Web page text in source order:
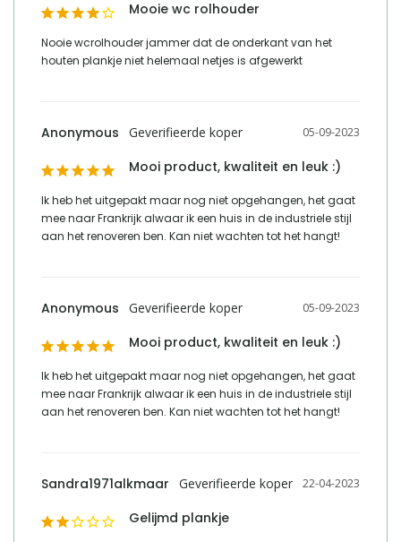
Mooie wc rolhouder
Nooie wcrolhouder jammer dat de onderkant van het
houten plankje niet helemaal netjes is afgewerkt
05-09-2023
Anonymous
Mooi product, kwaliteit en leuk :)
Ik heb het uitgepakt maar nog niet opgehangen, het gaat
mee naar Frankrijk alwaar ik een huis in de industriele stijl
aan het renoveren ben. Kan niet wachten tot het hangt!
05-09-2023
Anonymous
Mooi product, kwaliteit en leuk :)
Ik heb het uitgepakt maar nog niet opgehangen, het gaat
mee naar Frankrijk alwaar ik een huis in de industriele stijl
aan het renoveren ben. Kan niet wachten tot het hangt!
22-04-2023
Sandra1971alkmaar
Gelijmd plankje